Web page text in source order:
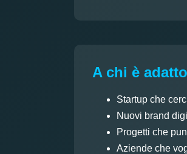
A chi è
Startup che
Nuovi brand
Progetti che
Aziende che